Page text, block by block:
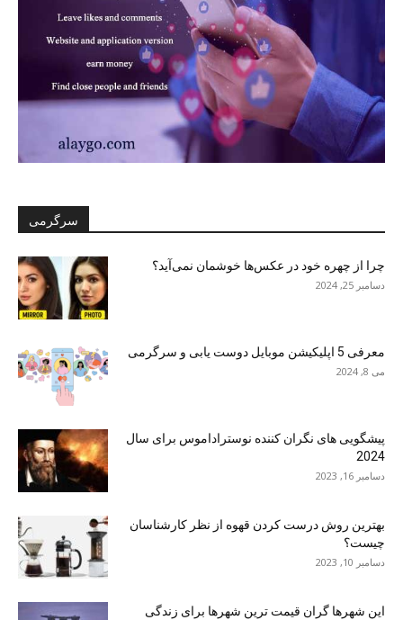
سرگرمی
چرا از چهره خود در عکس‌ها خوشمان نمی‌آید؟
دسامبر 25, 2024
معرفی 5 اپلیکیشن موبایل دوست یابی و سرگرمی
می 8, 2024
پیشگویی های نگران کننده نوستراداموس برای سال
2024
دسامبر 16, 2023
بهترین روش درست کردن قهوه از نظر کارشناسان
چیست؟
دسامبر 10, 2023
این شهرها گران قیمت ترین شهرها برای زندگی